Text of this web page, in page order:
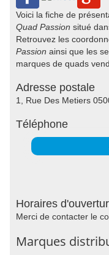
Voici la fiche de
Quad Passion situé
Retrouvez les
Passion ainsi que les
marques de quads
Adresse postale
1, Rue Des Metiers
Téléphone
Horaires
Merci de contacter le
Marques